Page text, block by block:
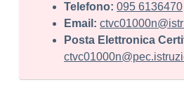
Telefono: 095 6136470
Email:
Posta Elettronica